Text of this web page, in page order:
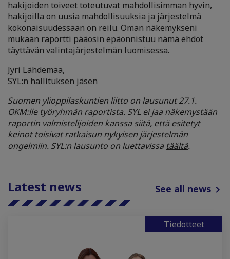
hakijoiden toiveet toteutuvat mahdollisimman hyvin,
hakijoilla on uusia mahdollisuuksia ja järjestelmä
kokonaisuudessaan on reilu. Oman näkemykseni
mukaan raportti pääosin epäonnistuu nämä ehdot
täyttävän valintajärjestelmän luomisessa.
Jyri Lähdemaa,
SYL:n hallituksen jäsen
Suomen ylioppilaskuntien liitto on lausunut 27.1.
OKM:lle työryhmän raportista. SYL ei jaa näkemystään
raportin valmistelijoiden kanssa siitä, että esitetyt
keinot toisivat ratkaisun nykyisen järjestelmän
ongelmiin. SYL:n lausunto on luettavissa täältä.
Latest news See all news
Tiedotteet